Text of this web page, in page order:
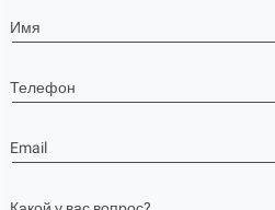
Имя
Телефон
Email